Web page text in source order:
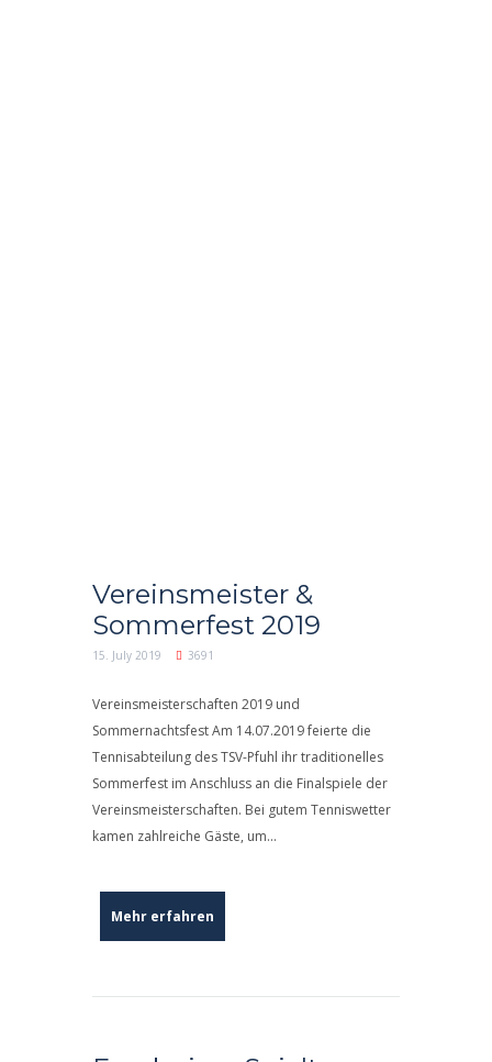
Vereinsmeister &
Sommerfest 2019
15. July 2019 3691
Vereinsmeisterschaften 2019 und
Sommernachtsfest Am 14.07.2019 feierte die
Tennisabteilung des TSV-Pfuhl ihr traditionelles
Sommerfest im Anschluss an die Finalspiele der
Vereinsmeisterschaften. Bei gutem Tenniswetter
kamen zahlreiche Gäste, um...
Mehr erfahren